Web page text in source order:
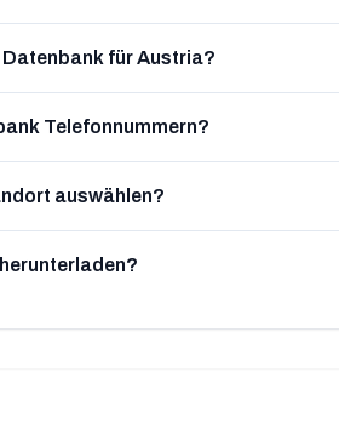
für Austria?
Telefonnummern?
auswählen?